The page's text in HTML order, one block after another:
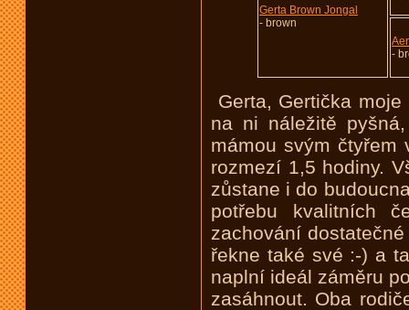
Gerta Brown Jongal
- brown
-
Gerta, Gertička
na ni náležitě
mámou svým čtyřem
rozmezí 1,5 hodiny.
zůstane i do
potřebu kvalitních
zachování
řekne také své :-) a
naplní ideál záměru
zasáhnout. Oba